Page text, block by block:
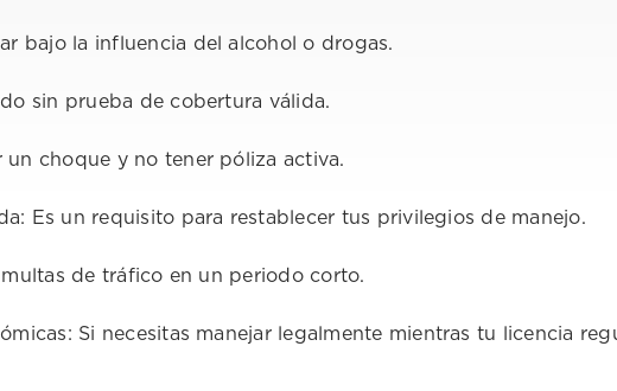
bajo la influencia del alcohol o drogas.
sin prueba de cobertura válida.
un choque y no tener póliza activa.
Es un requisito para restablecer tus privilegios de manejo.
de tráfico en un periodo corto.
Si necesitas manejar legalmente mientras tu licencia